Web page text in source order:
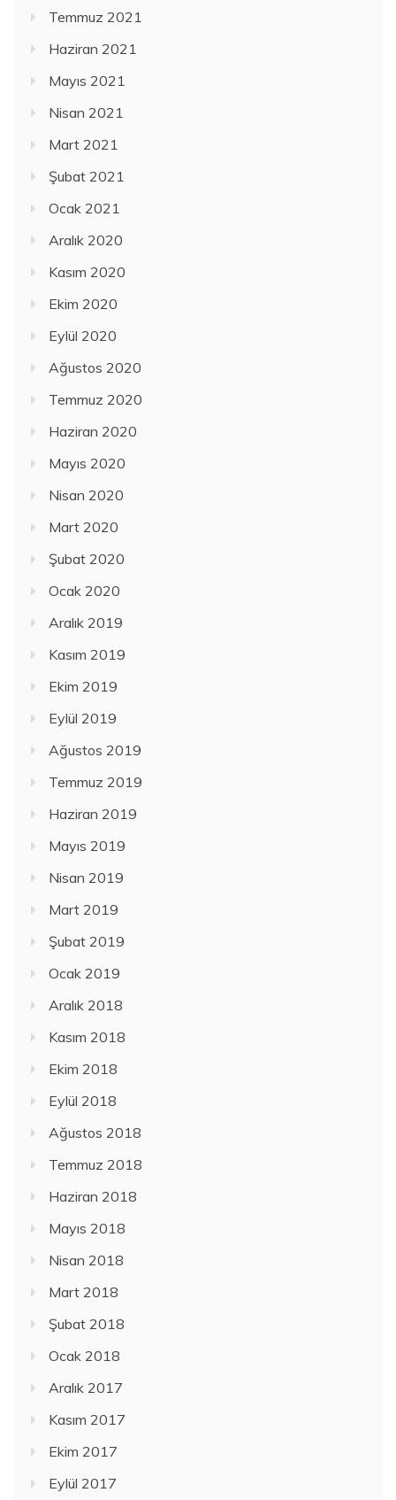
Temmuz 2021
Haziran 2021
Mayıs 2021
Nisan 2021
Mart 2021
Şubat 2021
Ocak 2021
Aralık 2020
Kasım 2020
Ekim 2020
Eylül 2020
Ağustos 2020
Temmuz 2020
Haziran 2020
Mayıs 2020
Nisan 2020
Mart 2020
Şubat 2020
Ocak 2020
Aralık 2019
Kasım 2019
Ekim 2019
Eylül 2019
Ağustos 2019
Temmuz 2019
Haziran 2019
Mayıs 2019
Nisan 2019
Mart 2019
Şubat 2019
Ocak 2019
Aralık 2018
Kasım 2018
Ekim 2018
Eylül 2018
Ağustos 2018
Temmuz 2018
Haziran 2018
Mayıs 2018
Nisan 2018
Mart 2018
Şubat 2018
Ocak 2018
Aralık 2017
Kasım 2017
Ekim 2017
Eylül 2017